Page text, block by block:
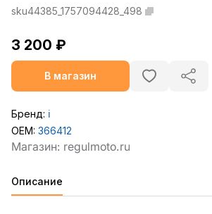
sku44385_1757094428_498
3 200 ₽
В магазин
Бренд: ℹ️
OEM: 366412
Описание